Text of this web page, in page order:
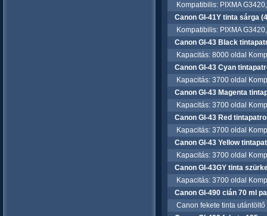
Kompatibilis: PIXMA G3420,
Canon GI-41Y tinta sárga
Kompatibilis: PIXMA G3420,
Canon GI-43 Black
Kapacitás: 8000 oldal
Canon GI-43 Cyan
Kapacitás: 3700 oldal
Canon GI-43 Magenta
Kapacitás: 3700 oldal
Canon GI-43 Red
Kapacitás: 3700 oldal
Canon GI-43 Yellow
Kapacitás: 3700 oldal
Canon GI-43GY tinta
Kapacitás: 3700 oldal
Canon GI-490 cián 70 ml
Canon fekete tinta utántöltő